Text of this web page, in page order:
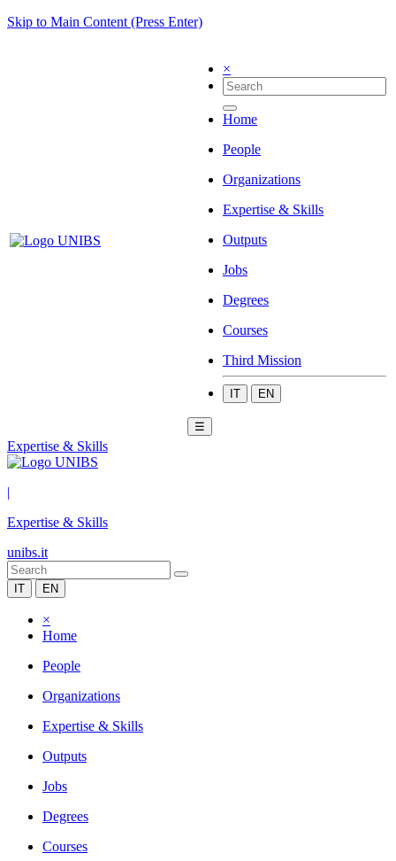
Skip to Main Content (Press Enter)
×
Home
People
Organizations
Expertise & Skills
Outputs
Jobs
Degrees
Courses
Third Mission
IT EN
☰
Expertise & Skills
|
Expertise & Skills
unibs.it
IT EN
×
Home
People
Organizations
Expertise & Skills
Outputs
Jobs
Degrees
Courses